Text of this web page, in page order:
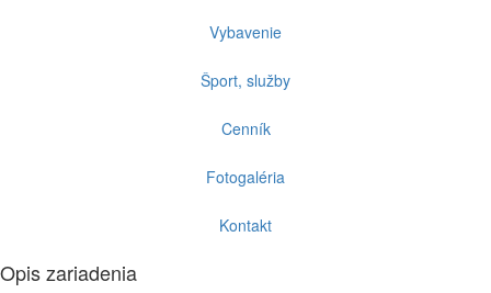
Vybavenie
Šport, služby
Cenník
Fotogaléria
Kontakt
Opis zariadenia